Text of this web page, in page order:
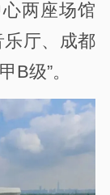
两座场馆
乐厅、成都
B级”。